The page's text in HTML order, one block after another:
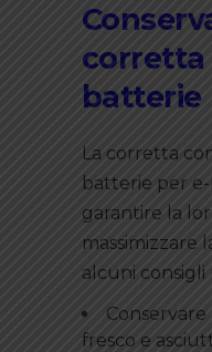
corretta
batterie
La corretta
batterie per
garantire la
massimizzare
alcuni consigli
fresco e